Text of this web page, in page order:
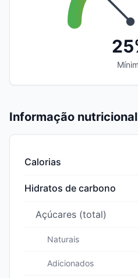
Informação
Calorias
Hidratos de carbono
Açúcares (total)
Naturais
Adicionados